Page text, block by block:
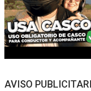
AVISO